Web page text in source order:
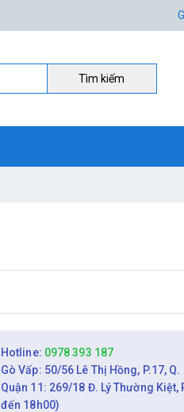
Tìm kiếm
Hotline: 0978 393 187
Gò Vấp: 50/56 Lê Thị Hồng, P.17, Q.
Quận 11: 269/18 Đ. Lý Thường
đến 18h00)